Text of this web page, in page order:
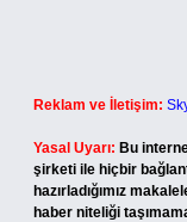
Reklam ve İletişim:
Yasal Uyarı: Bu
şirketi ile hiçbir
hazırladığımız
haber niteliği